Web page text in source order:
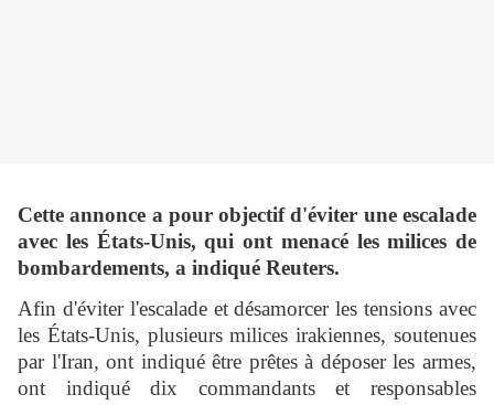
Cette annonce a pour objectif d'éviter une escalade
avec les États-Unis, qui ont menacé les milices de
bombardements, a indiqué Reuters.
Afin d'éviter l'escalade et désamorcer les tensions avec
les États-Unis, plusieurs milices irakiennes, soutenues
par l'Iran, ont indiqué être prêtes à déposer les armes,
ont indiqué dix commandants et responsables